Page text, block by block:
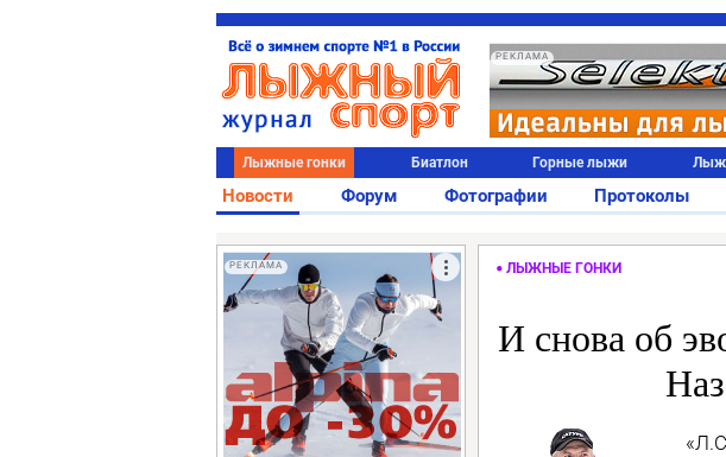
РЕКЛАМА
Лыжные гонки Биатлон Горные лыжи
Новости Форум Фотографии Протоколы
РЕКЛАМА ЛЫЖНЫЕ ГОНКИ
И снова об